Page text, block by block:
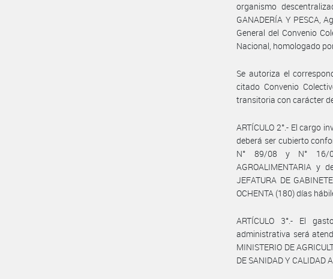
organismo
GANADERÍA Y PESCA,
General del Convenio
Nacional, homologado
Se autoriza el
citado Convenio
transitoria con carácter
ARTÍCULO 2°.- El cargo
deberá ser cubierto
N° 89/08 y N° 16/08
AGROALIMENTARIA y
JEFATURA DE
OCHENTA (180) días
ARTÍCULO 3°.- El
administrativa será
MINISTERIO DE
DE SANIDAD Y CALIDAD